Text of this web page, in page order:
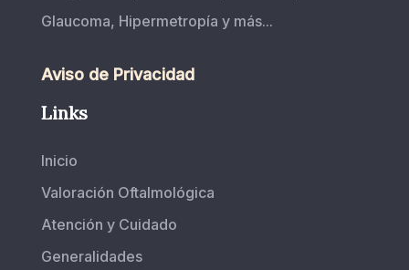
Glaucoma, Hipermetropía y más...
Aviso de Privacidad
Links
Inicio
Valoración Oftalmológica
Atención y Cuidado
Generalidades